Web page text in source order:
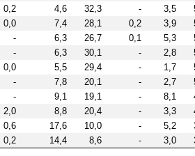
0,2 4,6 32,3 - 3,5
0,0 7,4 28,1 0,2 3,9
- 6,3 26,7 0,1 5,3
- 6,3 30,1 - 2,8
0,0 5,5 29,4 - 1,7
- 7,8 20,1 - 2,7
- 9,1 19,1 - 8,1
2,0 8,8 20,4 - 3,3
0,6 17,6 10,0 - 5,2
0,2 14,4 8,6 - 3,0